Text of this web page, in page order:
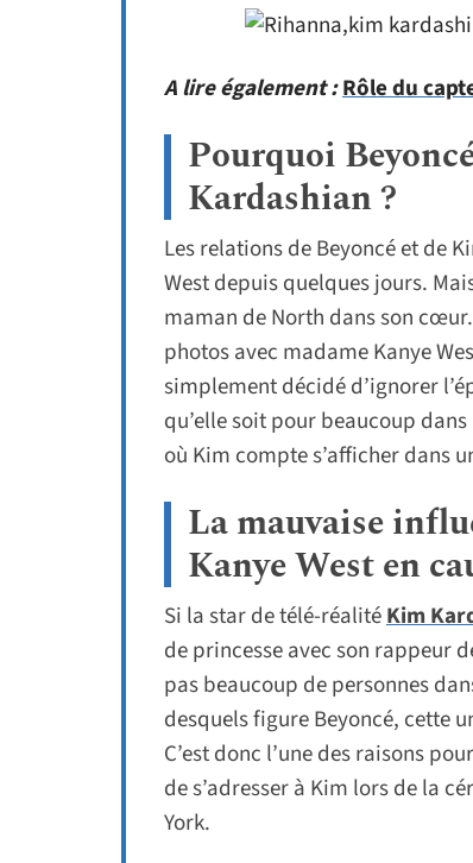
A lire également :Rôle du
Pourquoi
Kardashian ?
Les relations de Beyoncé et de
West depuis quelques jours.
maman de North dans son
photos avec madame Kanye
simplement décidé d’ignorer
qu’elle soit pour beaucoup
où Kim compte s’afficher dans
La mauvaise
Kanye West en
Si la star de télé-réalitéKim
de princesse avec son rappeur
pas beaucoup de personnes
desquels figure Beyoncé, cette
C’est donc l’une des raisons
de s’adresser à Kim lors de la
York.